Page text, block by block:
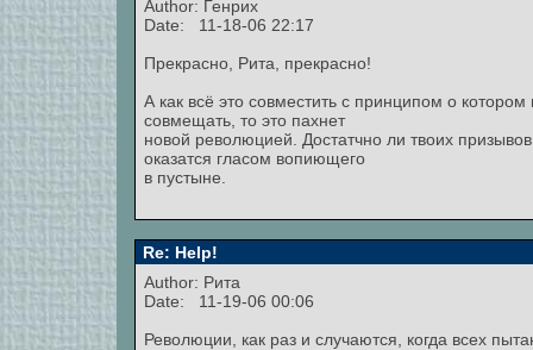
Author: Генрих
Date: 11-18-06 22:17
Прекрасно, Рита, прекрасно!
А как всё это совместить с принципом о
совмещать, то это пахнет
новой революцией. Достатчно ли твоих
оказатся гласом вопиющего
в пустыне.
Re: Help!
Author: Рита
Date: 11-19-06 00:06
Революции, как раз и случаются, когда всех